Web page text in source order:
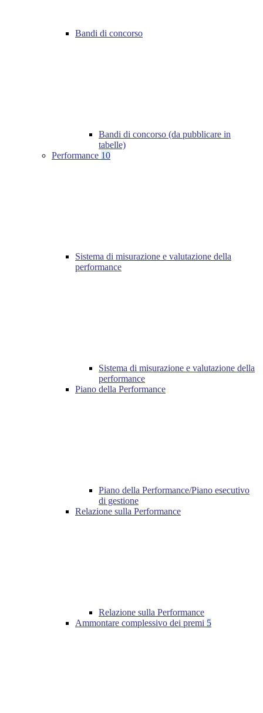
Bandi di concorso
Bandi di concorso (da pubblicare in
tabelle)
Performance 10
Sistema di misurazione e valutazione della
performance
Sistema di misurazione e valutazione della
performance
Piano della Performance
Piano della Performance/Piano esecutivo
di gestione
Relazione sulla Performance
Relazione sulla Performance
Ammontare complessivo dei premi 5